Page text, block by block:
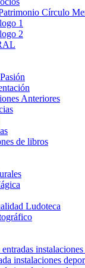
Círculo
1
2
Anteriores
de libros
Ludoteca
instalaciones